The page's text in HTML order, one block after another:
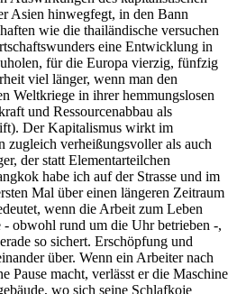
Asien hinwegfegt, in den Bann
wie die thailändische versuchen
eine Entwicklung in
für die Europa vierzig, fünfzig
viel länger, wenn man den
Weltkriege in ihrer hemmungslosen
und Ressourcenabbau als
Der Kapitalismus wirkt im
zugleich verheißungsvoller als auch
der statt Elementarteilchen
habe ich auf der Strasse und im
Mal über einen längeren Zeitraum
wenn die Arbeit zum Leben
obwohl rund um die Uhr betrieben -,
so sichert. Erschöpfung und
über. Wenn ein Arbeiter nach
Pause macht, verlässt er die Maschine
wo sich seine Schlafkoje